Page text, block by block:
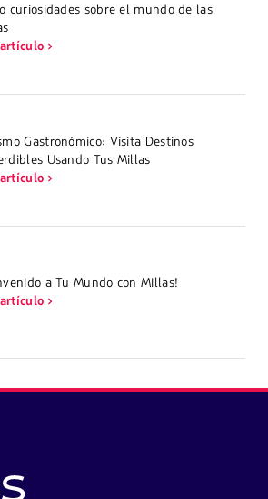
curiosidades sobre el mundo de las
Gastronómico: Visita Destinos
Usando Tus Millas
a Tu Mundo con Millas!